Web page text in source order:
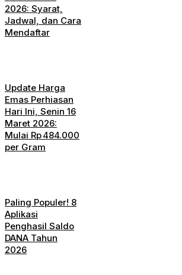
2026: Syarat,
Jadwal, dan Cara
Mendaftar
Update Harga
Emas Perhiasan
Hari Ini, Senin 16
Maret 2026:
Mulai Rp 484.000
per Gram
Paling Populer! 8
Aplikasi
Penghasil Saldo
DANA Tahun
2026